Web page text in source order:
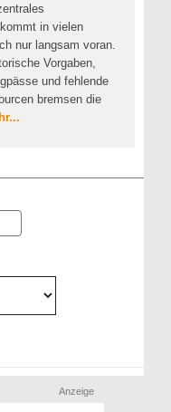
in vielen
nur langsam voran.
Vorgaben,
und fehlende
bremsen die
Anzeige